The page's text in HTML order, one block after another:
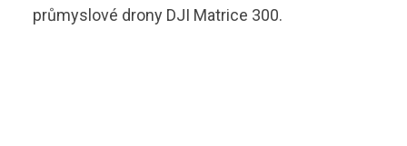
průmyslové drony DJI Matrice 300.